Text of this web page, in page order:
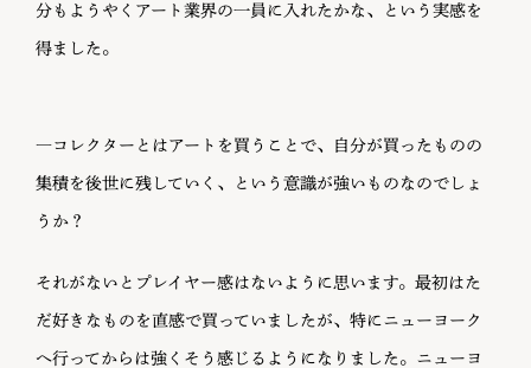
分もようやくアート業界の一員に入れたかな、という実感を
得ました。
―コレクターとはアートを買うことで、自分が買ったものの
集積を後世に残していく、という意識が強いものなのでしょ
うか？
それがないとプレイヤー感はないように思います。最初はた
だ好きなものを直感で買っていましたが、特にニューヨーク
へ行ってからは強くそう感じるようになりました。ニューヨ